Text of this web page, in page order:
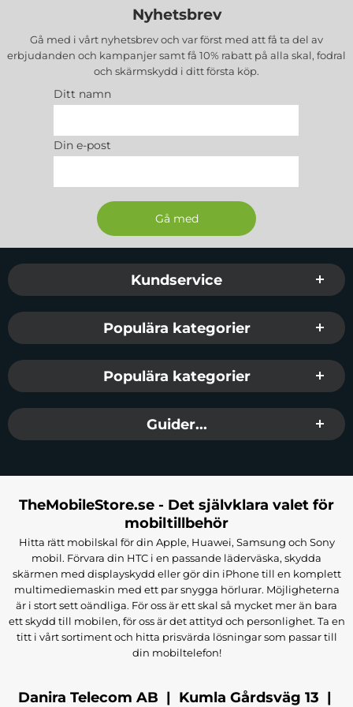
och snabb laddningslösning. Idealisk för både hemmet och resan –
den är kompakt, effektiv och universellt kompatibel, vilket gör den
till det självklara valet för modern laddningsteknik.
Tillverkare: Joyroom
Nyhetsbrev
Gå med i vårt nyhetsbrev och var först med att få ta del av
erbjudanden och kampanjer samt få 10% rabatt på alla skal, fodral
och skärmskydd i ditt första köp.
Ditt namn
Din e-post
Sidfot Blandad info och länkar
Kundservice
Populära kategorier
Populära kategorier
Guider...
TheMobileStore.se - Det självklara valet för
mobiltillbehör
Hitta rätt mobilskal för din Apple, Huawei, Samsung och Sony
mobil. Förvara din HTC i en passande läderväska, skydda
skärmen med displayskydd eller gör din iPhone till en komplett
multimediemaskin med ett par snygga hörlurar. Möjligheterna
är i stort sett oändliga. För oss är ett skal så mycket mer än bara
ett skydd till mobilen, för oss är det attityd och personlighet. Ta en
titt i vårt sortiment och hitta prisvärda lösningar som passar till
din mobiltelefon!
Danira Telecom AB | Kumla Gårdsväg 13 |